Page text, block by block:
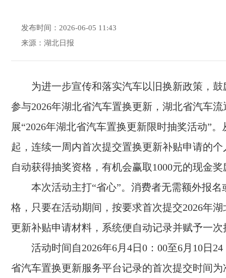
发布时间：2026-06-05 11:43
来源：湖北日报
为进一步宣传和落实汽车以旧换新政策，
参与2026年湖北省汽车置换更新，湖北省汽车
展“2026年湖北省汽车置换更新限时抽奖活动”。
起，连续一周内首次提交置换更新补贴申请的
自动获得抽奖资格，有机会赢取1000元的现金奖
本次活动主打“省心”。消费者无需额外报名
格，只要在活动期间，按要求首次提交2026年
更新补贴申请材料，系统便自动记录并赋予一
活动时间自2026年6月4日0：00至6月10日
省汽车置换更新服务平台记录的首次提交时间为